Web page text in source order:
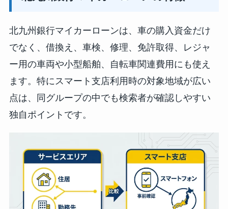
北九州銀行マイカーローンは、車の購入資金だけ
でなく、借換え、車検、修理、免許取得、レジャ
ー用の車両や小型船舶、自転車関連費用にも使え
ます。特にスマート支店利用時の対象地域が広い
点は、同グループの中でも検索者が確認しやすい
独自ポイントです。